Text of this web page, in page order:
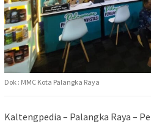
Dok : MMC Kota Palangka Raya
Kaltengpedia – Palangka Raya –